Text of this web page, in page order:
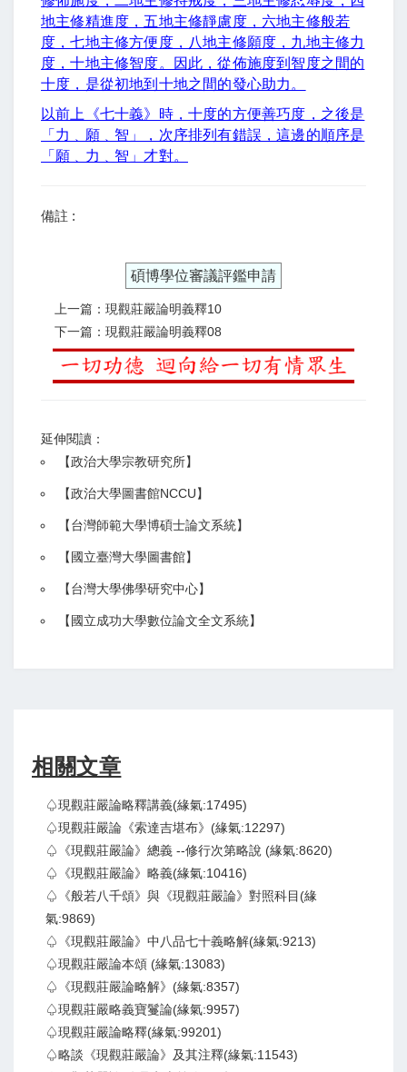
地主修精進度，五地主修靜慮度，六地主修般若
度，七地主修方便度，八地主修願度，九地主修力
度，十地主修智度。因此，從佈施度到智度之間的
十度，是從初地到十地之間的發心助力。
以前上《七十義》時，十度的方便善巧度，之後是
「力﹑願﹑智」，次序排列有錯誤，這邊的順序是
「願﹑力﹑智」才對。
備註 :
碩博學位審議評鑑申請
上一篇：現觀莊嚴論明義釋10
下一篇：現觀莊嚴論明義釋08
延伸閱讀：
【政治大學宗教研究所】
【政治大學圖書館NCCU】
【台灣師範大學博碩士論文系統】
【 國立臺灣大學圖書館】
【台灣大學佛學研究中心】
【 國立成功大學數位論文全文系統】
相關文章
♤現觀莊嚴論略釋講義(緣氣:17495)
♤現觀莊嚴論《索達吉堪布》(緣氣:12297)
♤《現觀莊嚴論》總義 --修行次第略說 (緣氣:8620)
♤《現觀莊嚴論》略義(緣氣:10416)
♤《般若八千頌》與《現觀莊嚴論》對照科目(緣
氣:9869)
♤《現觀莊嚴論》中八品七十義略解(緣氣:9213)
♤現觀莊嚴論本頌 (緣氣:13083)
♤《現觀莊嚴論略解》(緣氣:8357)
♤現觀莊嚴略義寶鬘論(緣氣:9957)
♤現觀莊嚴論略釋(緣氣:99201)
♤略談《現觀莊嚴論》及其注釋(緣氣:11543)